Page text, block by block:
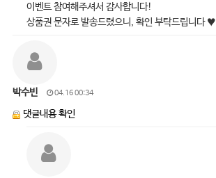
이벤트 참여해주셔서 감사합니다!
상품권 문자로 발송드렸으니, 확인 부탁드립니다 ♥
박수빈 04.16 00:34
댓글내용 확인